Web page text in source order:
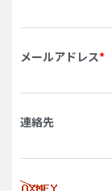
メールアドレス*
連絡先